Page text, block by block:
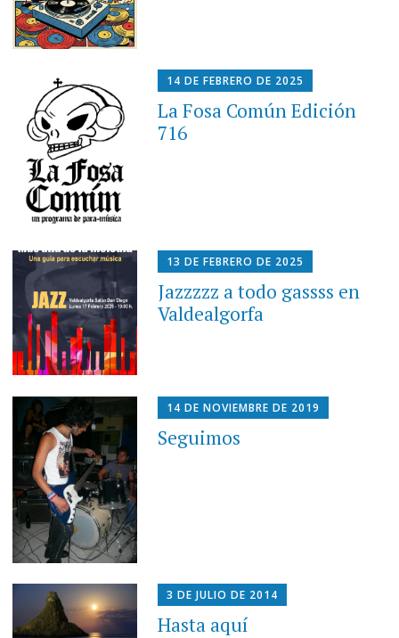
14 DE FEBRERO DE 2025
La Fosa Común Edición
716
13 DE FEBRERO DE 2025
Jazzzzz a todo gassss en
Valdealgorfa
14 DE NOVIEMBRE DE 2019
Seguimos
3 DE JULIO DE 2014
Hasta aquí